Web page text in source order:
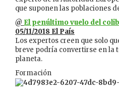
que suponen las poblaciones
@ El penúltimo vuelo del
05/11/2018 El País
Los expertos creen que solo
breve podría convertirse en la
planeta.
Formación